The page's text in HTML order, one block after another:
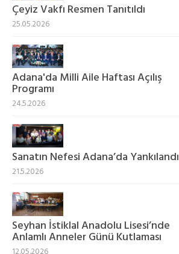
Çeyiz Vakfı Resmen Tanıtıldı
25.05.2026
Adana'da Milli Aile Haftası Açılış
Programı
24.5.2026
Sanatın Nefesi Adana’da Yankılandı
21.5.2026
Seyhan İstiklal Anadolu Lisesi’nde
Anlamlı Anneler Günü Kutlaması